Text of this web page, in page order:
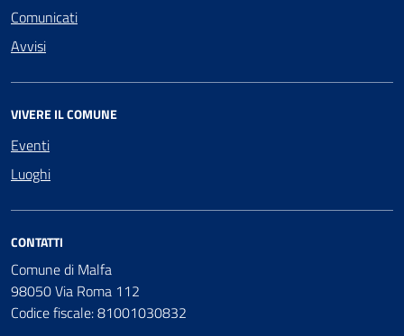
Comunicati
Avvisi
VIVERE IL COMUNE
Eventi
Luoghi
CONTATTI
Comune di Malfa
98050 Via Roma 112
Codice fiscale: 81001030832